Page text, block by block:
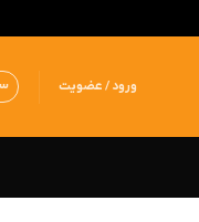
ورود / عضویت